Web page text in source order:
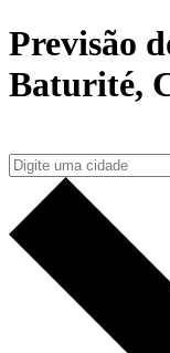
Previsão
Baturité,